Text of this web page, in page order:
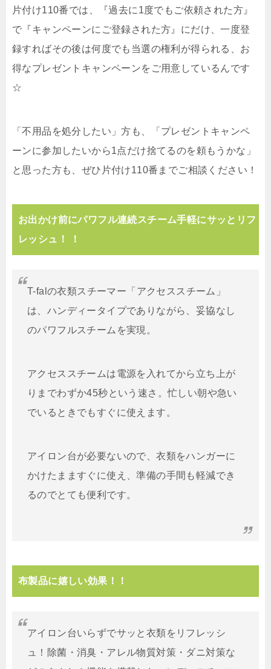
片付け110番では、『過去に1度でもご依頼された方』
で『キャンペーンにご登録された方』にだけ、一度登
録すればその後は何度でも当選の権利が得られる、お
得なプレゼントキャンペーンをご用意しているんです
☆
「不用品を処分したい」方も、「プレゼントキャンペ
ーンに参加したいから1点だけ捨てるのを頼もうかな」
と思った方も、ぜひ片付け110番までご相談ください！
お出かけ前にパワフル連続スチーム手軽にサッとリフ
レッシュ！ ！
T-falの衣類スチーマー「アクセススチーム」
は、ハンディータイプでありながら、妥協なし
のパワフルスチームを実現。
アクセススチームは電源を入れてから立ち上が
りまでわずか45秒という速さ。忙しい朝や急い
でいるときでもすぐに使えます。
アイロン台が必要ないので、衣類をハンガーに
かけたまますぐに使え、準備の手間も軽減でき
るのでとても便利です。
布製品に嬉しい効果！！
アイロン台いらずでサッと衣類をリフレッシ
ュ！除菌・消臭・アレル物質対策・ダニ対策な